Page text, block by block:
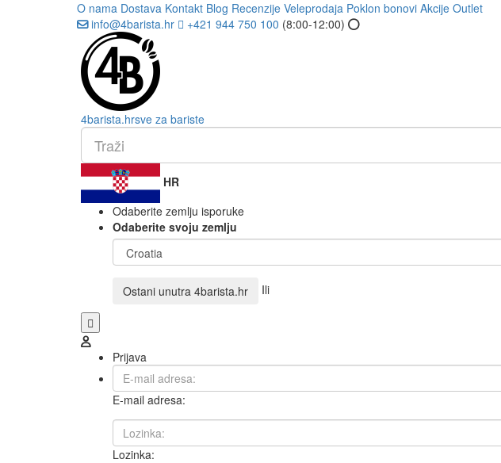
O nama Dostava Kontakt Blog Recenzije Veleprodaja Poklon bonovi Akcije Outlet
info@4barista.hr
+421 944 750 100 (8:00-12:00)
4barista.hrsve za bariste
HR
Odaberite zemlju isporuke
Odaberite svoju zemlju
Ostani unutra 4barista.hr Ili
Prijava
E-mail adresa:
Lozinka: